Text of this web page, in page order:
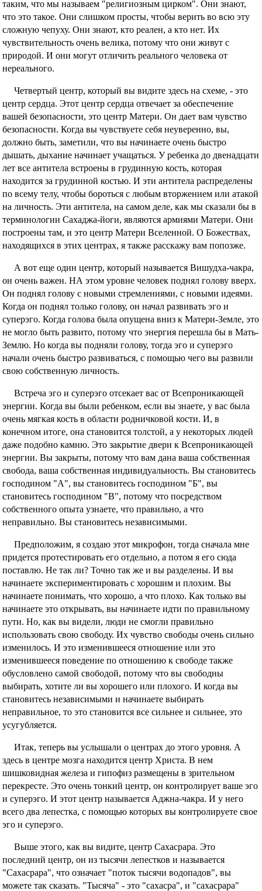
таким, что мы называем "религиозным цирком". Они знают,
что это такое. Они слишком просты, чтобы верить во всю эту
сложную чепуху. Они знают, кто реален, а кто нет. Их
чувствительность очень велика, потому что они живут с
природой. И они могут отличить реального человека от
нереального.
Четвертый центр, который вы видите здесь на схеме, - это
центр сердца. Этот центр сердца отвечает за обеспечение
вашей безопасности, это центр Матери. Он дает вам чувство
безопасности. Когда вы чувствуете себя неуверенно, вы,
должно быть, заметили, что вы начинаете очень быстро
дышать, дыхание начинает учащаться. У ребенка до двенадцати
лет все антитела встроены в грудинную кость, которая
находится за грудинной костью. И эти антитела распределены
по всему телу, чтобы бороться с любым вторжением или атакой
на личность. Эти антитела, на самом деле, как мы сказали бы в
терминологии Сахаджа-йоги, являются армиями Матери. Они
построены там, и это центр Матери Вселенной. О Божествах,
находящихся в этих центрах, я также расскажу вам попозже.
А вот еще один центр, который называется Вишудха-чакра,
он очень важен. НА этом уровне человек поднял голову вверх.
Он поднял голову с новыми стремлениями, с новыми идеями.
Когда он поднял только голову, он начал развивать эго и
суперэго. Когда голова была опущена вниз к Матери-Земле, это
не могло быть развито, потому что энергия перешла бы в Мать-
Землю. Но когда вы подняли голову, тогда эго и суперэго
начали очень быстро развиваться, с помощью чего вы развили
свою собственную личность.
Встреча эго и суперэго отсекает вас от Всепроникающей
энергии. Когда вы были ребенком, если вы знаете, у вас была
очень мягкая кость в области родничковой кости. И, в
конечном итоге, она становится толстой, а у некоторых людей
даже подобно камню. Это закрытие двери к Всепроникающей
энергии. Вы закрыты, потому что вам дана ваша собственная
свобода, ваша собственная индивидуальность. Вы становитесь
господином "А", вы становитесь господином "Б", вы
становитесь господином "В", потому что посредством
собственного опыта узнаете, что правильно, а что
неправильно. Вы становитесь независимыми.
Предположим, я создаю этот микрофон, тогда сначала мне
придется протестировать его отдельно, а потом я его сюда
поставлю. Не так ли? Точно так же и вы разделены. И вы
начинаете экспериментировать с хорошим и плохим. Вы
начинаете понимать, что хорошо, а что плохо. Как только вы
начинаете это открывать, вы начинаете идти по правильному
пути. Но, как вы видели, люди не смогли правильно
использовать свою свободу. Их чувство свободы очень сильно
изменилось. И это изменившееся отношение или это
изменившееся поведение по отношению к свободе также
обусловлено самой свободой, потому что вы свободны
выбирать, хотите ли вы хорошего или плохого. И когда вы
становитесь независимыми и начинаете выбирать
неправильное, то это становится все сильнее и сильнее, это
усугубляется.
Итак, теперь вы услышали о центрах до этого уровня. А
здесь в центре мозга находится центр Христа. В нем
шишковидная железа и гипофиз размещены в зрительном
перекресте. Это очень тонкий центр, он контролирует ваше эго
и суперэго. И этот центр называется Аджна-чакра. И у него
всего два лепестка, с помощью которых вы контролируете свое
эго и суперэго.
Выше этого, как вы видите, центр Сахасрара. Это
последний центр, он из тысячи лепестков и называется
"Сахасрара", что означает "поток тысячи водопадов", вы
можете так сказать. "Тысяча" - это "сахасра", и "сахасрара"